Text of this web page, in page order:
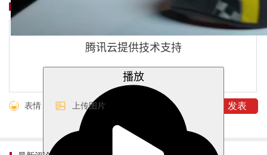
腾讯云提供技术支持
播放
共2条评论
我要评论
表情 上传图片